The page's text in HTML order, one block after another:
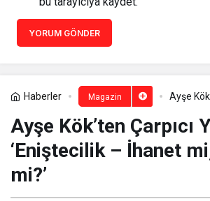
YORUM GÖNDER
Haberler Magazin Ayşe
Ayşe Kök’ten Çarpıcı
‘Eniştecilik – İhanet
mi?’